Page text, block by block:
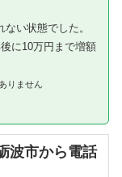
い状態でした。
に10万円まで増額
りません
波市から電話